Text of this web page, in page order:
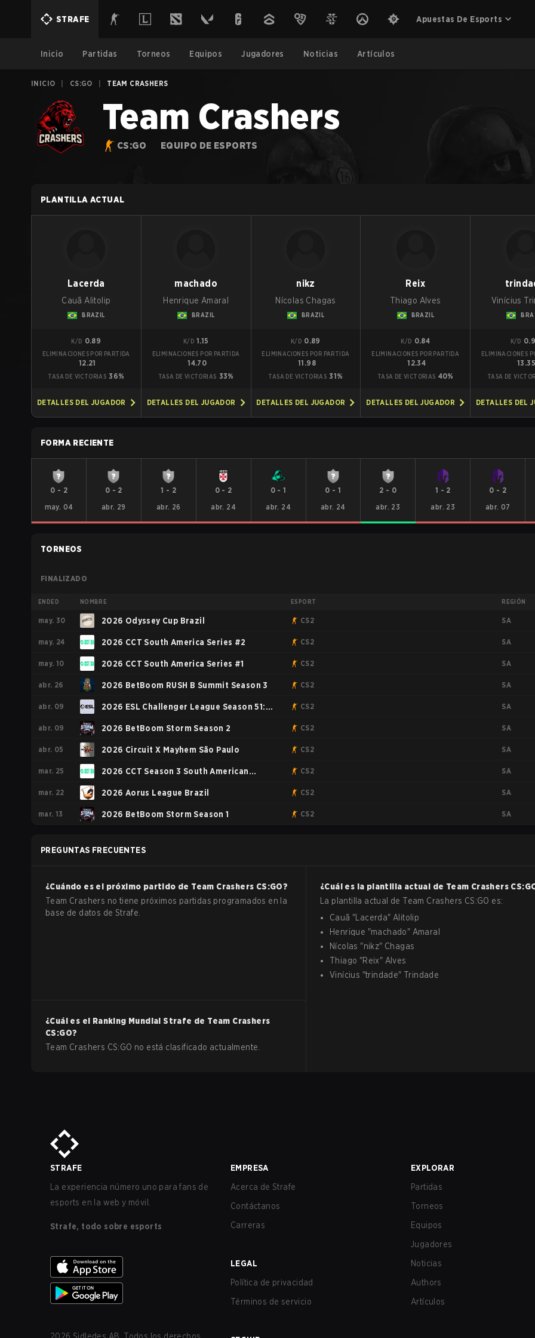
STRAFE Apuestas De Esports
Inicio Partidas Torneos Equipos Jugadores Noticias Artículos
INICIO CS:GO TEAM CRASHERS
Team Crashers
CS:GO EQUIPO DE ESPORTS
PLANTILLA ACTUAL
Lacerda
Cauã Alitolip
BRAZIL
K/D 0.89
ELIMINACIONES POR PARTIDA
12.21
TASA DE VICTORIAS 36%
DETALLES DEL JUGADOR
machado
Henrique Amaral
BRAZIL
K/D 1.15
ELIMINACIONES POR PARTIDA
14.70
TASA DE VICTORIAS 33%
DETALLES DEL JUGADOR
nikz
Nícolas Chagas
BRAZIL
K/D 0.89
ELIMINACIONES POR PARTIDA
11.98
TASA DE VICTORIAS 31%
DETALLES DEL JUGADOR
Reix
Thiago Alves
BRAZIL
K/D 0.84
ELIMINACIONES POR PARTIDA
12.34
TASA DE VICTORIAS 40%
DETALLES DEL JUGADOR
Vinícius
K/D
ELIMINACIONES
TASA DE
DETALLES DEL
FORMA RECIENTE
0 - 2
may. 04
0 - 2
abr. 29
1 - 2
abr. 26
0 - 2
abr. 24
0-1
abr. 24
0 -1
abr. 24
2 - 0
abr. 23
1 - 2
abr. 23
0 - 2
abr. 07
TORNEOS
FINALIZADO
ENDED NOMBRE ESPORT REGIÓN
may. 30 2026 Odyssey Cup Brazil CS2 SA
may. 24 2026 CCT South America Series #2 CS2 SA
may. 10 2026 CCT South America Series #1 CS2 SA
abr. 26 2026 BetBoom RUSH B Summit Season 3 CS2 SA
abr. 09 2026 ESL Challenger League Season 51:
South America - Cup #3
CS2 SA
abr. 09 2026 BetBoom Storm Season 2 CS2 SA
abr. 05 2026 Circuit X Mayhem São Paulo CS2 SA
mar. 25 2026 CCT Season 3 South American
Series #10
CS2 SA
mar. 22 2026 Aorus League Brazil CS2 SA
mar. 13 2026 BetBoom Storm Season 1 CS2 SA
PREGUNTAS FRECUENTES
¿Cuándo es el próximo partido de Team Crashers CS:GO?
Team Crashers no tiene próximos partidas programados en la
base de datos de Strafe.
¿Cuál es la plantilla actual de Team Crashers
La plantilla actual de Team Crashers CS:GO es:
Cauã " Lacerda" Alitolip
Henrique "machado" Amaral
Nícolas "nikz" Chagas
Thiago "Reix" Alves
Vinícius "trindade" Trindade
¿Cuál es el Ranking Mundial Strafe de Team Crashers
CS:GO?
Team Crashers CS:GO no está clasificado actualmente.
STRAFE
La experiencia número uno para fans de
esports en la web y móvil.
Strafe, todo sobre esports
EMPRESA
Acerca de Strafe
Contáctanos
Carreras
LEGAL
Política de privacidad
Términos de servicio
EXPLORAR
Partidas
Torneos
Equipos
Jugadores
Noticias
Authors
Artículos